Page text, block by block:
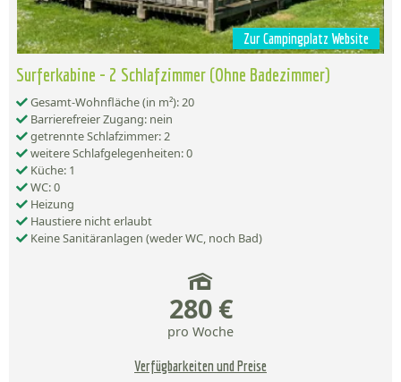
Zur Campingplatz Website
Surferkabine - 2 Schlafzimmer (Ohne Badezimmer)
Gesamt-Wohnfläche (in m²): 20
Barrierefreier Zugang: nein
getrennte Schlafzimmer: 2
weitere Schlafgelegenheiten: 0
Küche: 1
WC: 0
Heizung
Haustiere nicht erlaubt
Keine Sanitäranlagen (weder WC, noch Bad)
280 €
pro Woche
Verfügbarkeiten und Preise